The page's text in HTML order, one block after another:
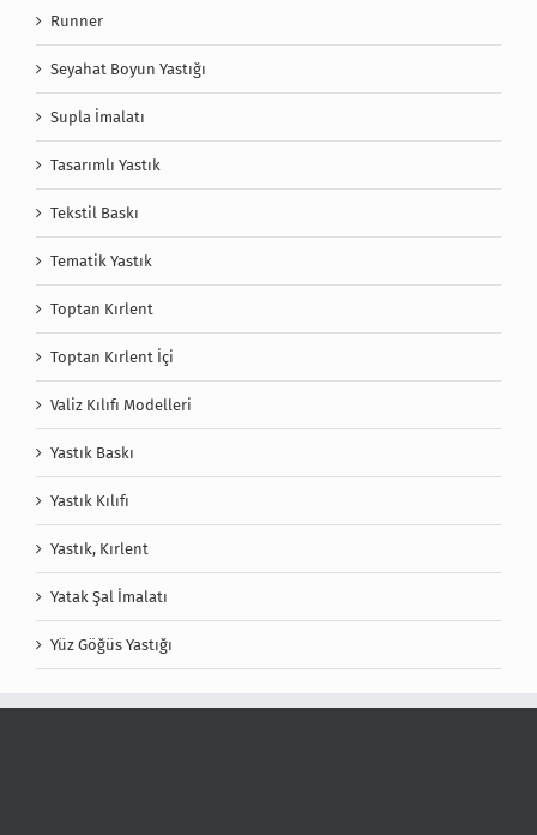
Runner
Seyahat Boyun Yastığı
Supla İmalatı
Tasarımlı Yastık
Tekstil Baskı
Tematik Yastık
Toptan Kırlent
Toptan Kırlent İçi
Valiz Kılıfı Modelleri
Yastık Baskı
Yastık Kılıfı
Yastık, Kırlent
Yatak Şal İmalatı
Yüz Göğüs Yastığı